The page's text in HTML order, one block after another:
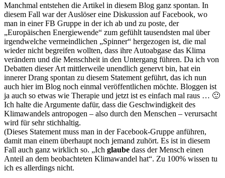
Manchmal entstehen die Artikel in diesem Blog ganz spontan. In
diesem Fall war der Auslöser eine Diskussion auf Facebook, wo
man in einer FB Gruppe in der ich ab und zu poste, der
„Europäischen Energiewende“ zum gefühlt tausendsten mal über
irgendwelche vermeindlichen „Spinner“ hergezogen ist, die mal
wieder nicht begreifen wollten, dass ihre Autoabgase das Klima
verändern und die Menschheit in den Untergang führen. Da ich von
Debatten dieser Art mittlerweile unendlich genervt bin, hat ein
innerer Drang spontan zu diesem Statement geführt, das ich nun
auch hier im Blog noch einmal veröffentlichen möchte. Bloggen ist
ja auch so etwas wie Therapie und jetzt ist es einfach mal raus … 🙂
Ich halte die Argumente dafür, dass die Geschwindigkeit des
Klimawandels antropogen – also durch den Menschen – verursacht
wird für sehr stichhaltig.
(Dieses Statement muss man in der Facebook-Gruppe anführen,
damit man einem überhaupt noch jemand zuhört. Es ist in diesem
Fall auch ganz wirklich so. „Ich glaube dass der Mensch einen
Anteil an dem beobachteten Klimawandel hat“. Zu 100% wissen tu
ich es allerdings nicht.